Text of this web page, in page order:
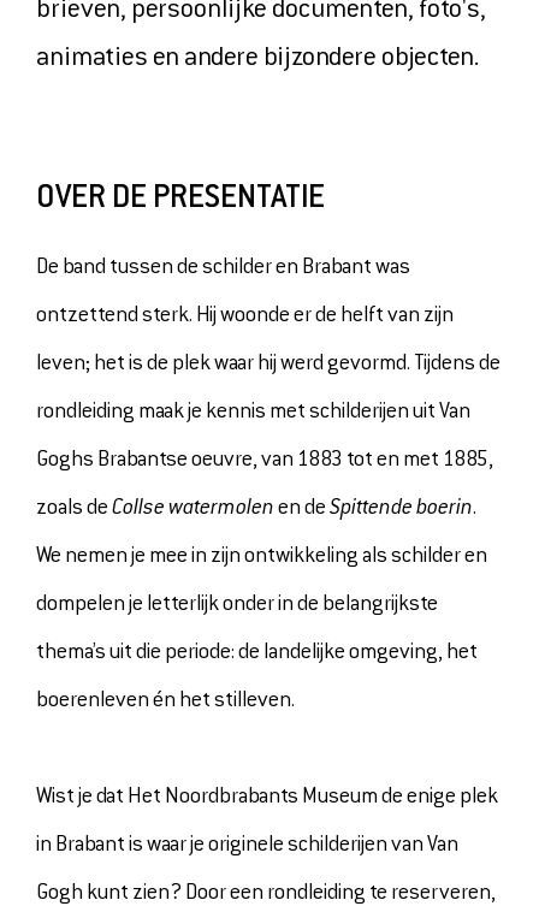
brieven, persoonlijke documenten, foto's,
animaties en andere bijzondere objecten.
OVER DE PRESENTATIE
De band tussen de schilder en Brabant was
ontzettend sterk. Hij woonde er de helft van zijn
leven; het is de plek waar hij werd gevormd. Tijdens de
rondleiding maak je kennis met schilderijen uit Van
Goghs Brabantse oeuvre, van 1883 tot en met 1885,
zoals deCollse watermolenen deSpittende boerin.
We nemen je mee in zijn ontwikkeling als schilder en
dompelen je letterlijk onder in de belangrijkste
thema’s uit die periode: de landelijke omgeving, het
boerenleven én het stilleven.
Wist je dat Het Noordbrabants Museum de enige plek
in Brabant is waar je originele schilderijen van Van
Gogh kunt zien? Door een rondleiding te reserveren,